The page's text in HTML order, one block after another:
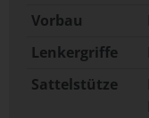
Vorbau
Lenkergriffe
Sattelstütze